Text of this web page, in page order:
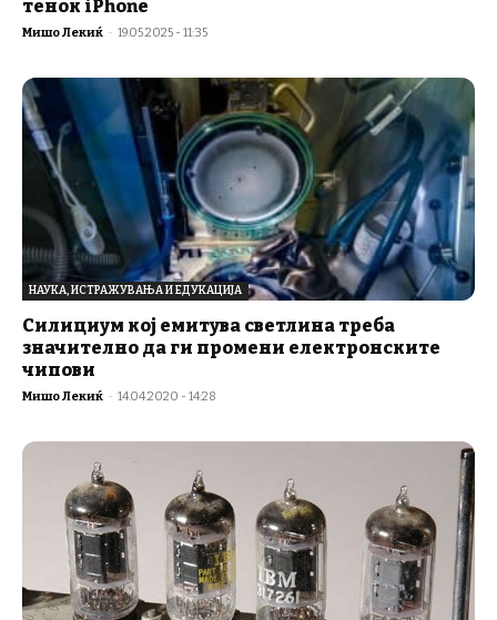
тенок iPhone
Мишо Лекиќ - 19.05.2025 - 11:35
НАУКА, ИСТРАЖУВАЊА И ЕДУКАЦИЈА
Силициум кој емитува светлина треба
значително да ги промени електронските
чипови
Мишо Лекиќ - 14.04.2020 - 14:28